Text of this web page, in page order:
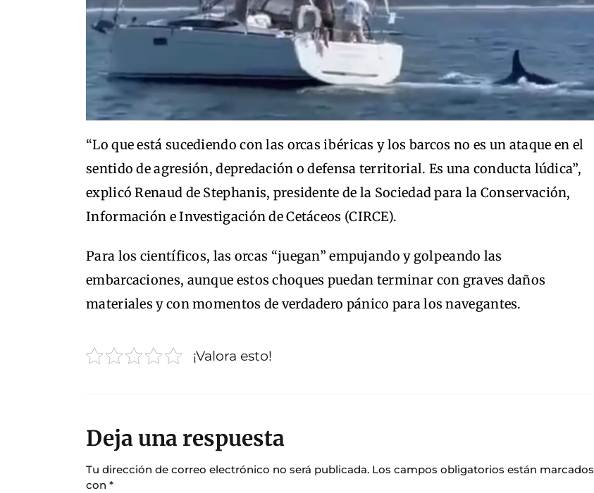
“Lo que está sucediendo con las orcas ibéricas y los barcos no es un ataque en el
sentido de agresión, depredación o defensa territorial. Es una conducta lúdica”,
explicó Renaud de Stephanis, presidente de la Sociedad para la Conservación,
Información e Investigación de Cetáceos (CIRCE).
Para los científicos, las orcas “juegan” empujando y golpeando las
embarcaciones, aunque estos choques puedan terminar con graves daños
materiales y con momentos de verdadero pánico para los navegantes.
¡Valora esto!
Deja una respuesta
Tu dirección de correo electrónico no será publicada. Los campos obligatorios están marcados
con *